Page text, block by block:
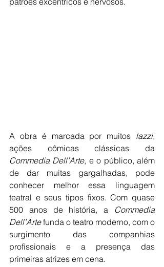
A obra é marcada por muitos lazzi,
Commedia Dell’Arte, e o público, além
de dar muitas gargalhadas, pode
conhecer melhor essa linguagem
teatral e seus tipos fixos. Com quase
500 anos de história, a Commedia
Dell’Arte funda o teatro moderno, com o
surgimento das companhias
profissionais e a presença das
primeiras atrizes em cena.